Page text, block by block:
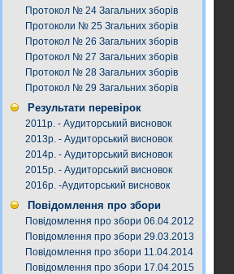
Протокол № 24 Загальних зборів
Протоколи № 25 Згальних зборів
Протокол № 26 Загальних зборів
Протокол № 27 Загальних зборів
Протокол № 28 Загальних зборів
Протокол № 29 Загальних зборів
Результати перевірок
2011р. - Аудиторський висновок
2013р. - Аудиторський висновок
2014р. - Аудиторський висновок
2015р. - Аудиторський висновок
2016р. -Аудиторський висновок
Повідомлення про збори
Повідомлення про збори 06.04.2012
Повідомлення про збори 29.03.2013
Повідомлення про збори 11.04.2014
Повідомлення про збори 17.04.2015